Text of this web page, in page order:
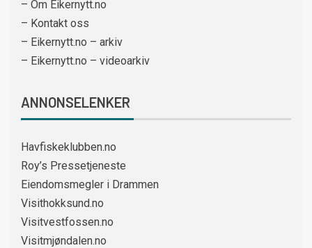
– Om Eikernytt.no
– Kontakt oss
– Eikernytt.no – arkiv
– Eikernytt.no – videoarkiv
ANNONSELENKER
Havfiskeklubben.no
Roy’s Pressetjeneste
Eiendomsmegler i Drammen
Visithokksund.no
Visitvestfossen.no
Visitmjøndalen.no